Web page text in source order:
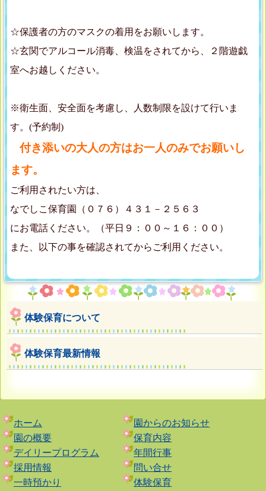
☆保護者の方のマスクの着用をお願いします。
☆玄関でアルコール消毒、検温をされてから、２階遊戯
室へお越しください。
※衛生面、安全面を考慮し、人数制限を設けて行いま
す。(予約制)
付き添いの大人の方はお一人のみでお願いし
ます。
ご利用されたい方は、
なでしこ保育園（０７６）４３１－２５６３
にお電話ください。（平日９：００～１６：００）
また、以下の事を確認されてからご利用ください。
体験保育について
体験保育最新情報
ホーム
園からのお知らせ
園の概要
保育内容
デイリープログラム
年間行事
採用情報
問い合せ
一時預かり
体験保育